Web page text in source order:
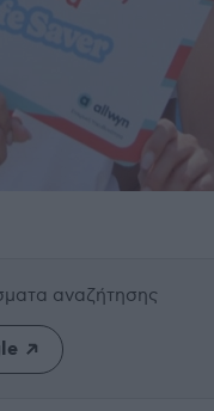
αναζήτησης